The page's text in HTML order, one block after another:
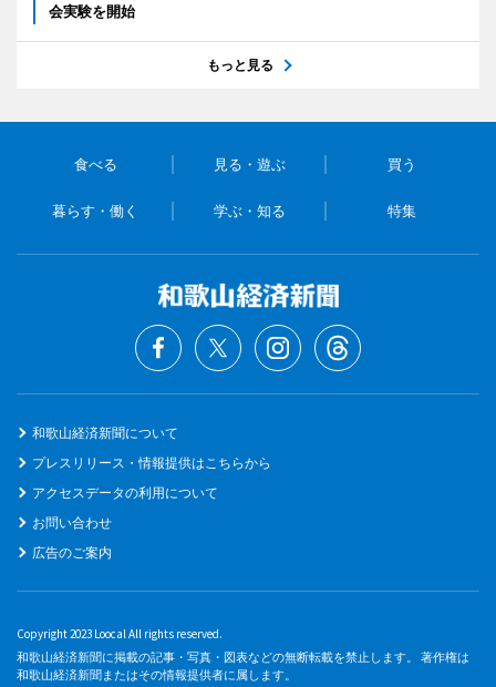
会実験を開始
もっと見る
食べる 見る・遊ぶ 買う
暮らす・働く 学ぶ・知る 特集
和歌山経済新聞について
プレスリリース・情報提供はこちらから
アクセスデータの利用について
お問い合わせ
広告のご案内
Copyright 2023 Loocal All rights reserved.
和歌山経済新聞に掲載の記事・写真・図表などの無断転載を禁止します。 著作権は
和歌山経済新聞またはその情報提供者に属します。